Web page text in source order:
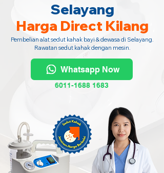
Selayang
Harga Direct Kilang
Pembelian alat sedut kahak bayi & dewasa di Selayang.
Rawatan sedut kahak dengan mesin.
Whatsapp Now
6011-1688 1683